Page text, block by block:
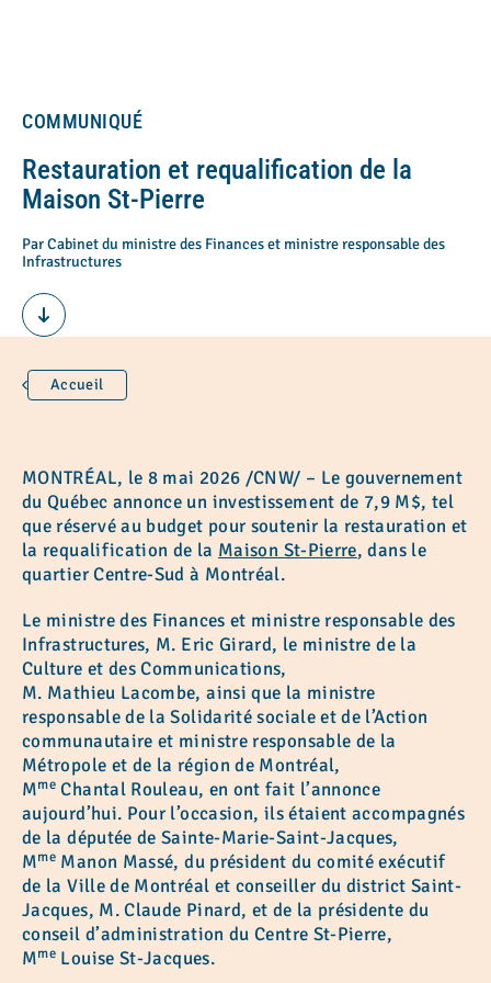
COMMUNIQUÉ
Restauration et requalification de la
Maison St-Pierre
Par Cabinet du ministre des Finances et ministre responsable des
Infrastructures
Accueil
MONTRÉAL, le 8 mai 2026 /CNW/ – Le gouvernement
du Québec annonce un investissement de 7,9 M$, tel
que réservé au budget pour soutenir la restauration et
la requalification de la Maison St-Pierre, dans le
quartier Centre-Sud à Montréal.
Le ministre des Finances et ministre responsable des
Infrastructures, M. Eric Girard, le ministre de la
Culture et des Communications,
M. Mathieu Lacombe, ainsi que la ministre
responsable de la Solidarité sociale et de l’Action
communautaire et ministre responsable de la
Métropole et de la région de Montréal,
Mme Chantal Rouleau, en ont fait l’annonce
aujourd’hui. Pour l’occasion, ils étaient accompagnés
de la députée de Sainte-Marie-Saint-Jacques,
Mme Manon Massé, du président du comité exécutif
de la Ville de Montréal et conseiller du district Saint-
Jacques, M. Claude Pinard, et de la présidente du
conseil d’administration du Centre St-Pierre,
Mme Louise St-Jacques.